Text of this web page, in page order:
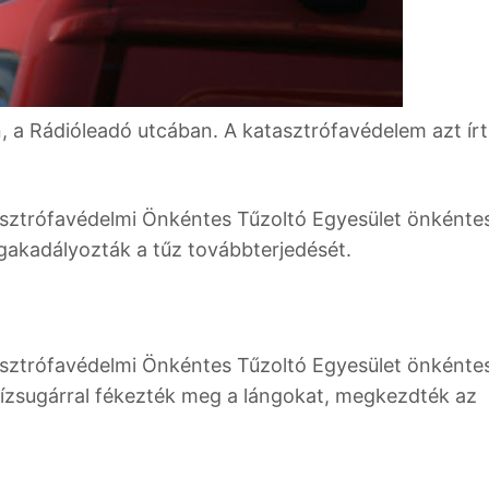
Rádióleadó utcában. A katasztrófavédelem azt
Önkéntes Tűzoltó Egyesület
a tűz továbbterjedését.
Önkéntes Tűzoltó Egyesület
fékezték meg a lángokat, megkezdték az